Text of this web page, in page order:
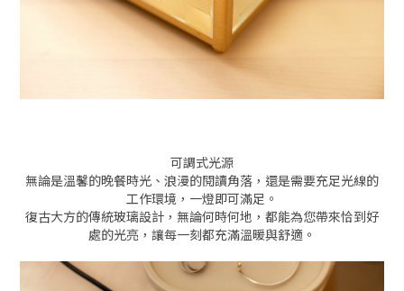
可調式光源
無論是溫馨的晚餐時光、浪漫的閱讀角落，還是需要充足光線的
工作環境，一燈即可滿足。
復古大方的傳統玻璃設計，無論何時何地，都能為您帶來恰到好
處的光亮，讓每一刻都充滿溫暖與舒適。